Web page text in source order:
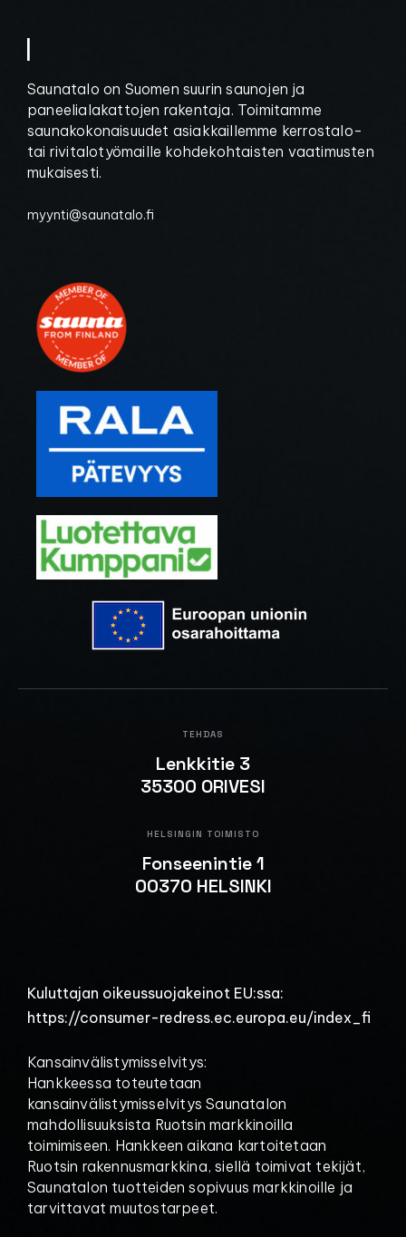
Saunatalo on Suomen suurin saunojen ja
paneelialakattojen rakentaja. Toimitamme
saunakokonaisuudet asiakkaillemme kerrostalo-
tai rivitalotyömaille kohdekohtaisten vaatimusten
mukaisesti.
myynti@saunatalo.fi
TEHDAS
Lenkkitie 3
35300 ORIVESI
HELSINGIN TOIMISTO
Fonseenintie 1
00370 HELSINKI
Kuluttajan oikeussuojakeinot EU:ssa:
https://consumer-redress.ec.europa.eu/index_fi
Kansainvälistymisselvitys:
Hankkeessa toteutetaan
kansainvälistymisselvitys Saunatalon
mahdollisuuksista Ruotsin markkinoilla
toimimiseen. Hankkeen aikana kartoitetaan
Ruotsin rakennusmarkkina, siellä toimivat tekijät,
Saunatalon tuotteiden sopivuus markkinoille ja
tarvittavat muutostarpeet.